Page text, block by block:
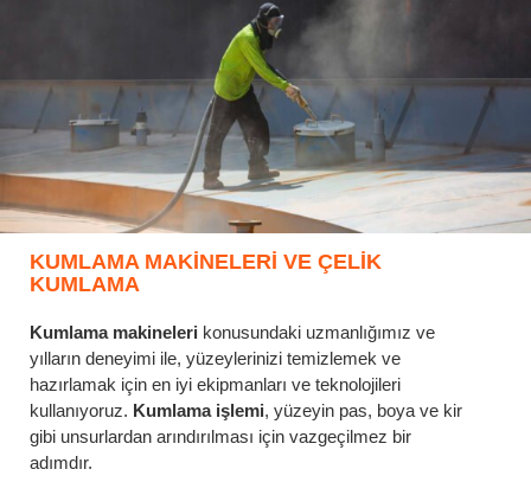
KUMLAMA MAKINELERI VE ÇELIK
KUMLAMA
Kumlama makineleri konusundaki uzmanlığımız ve
yılların deneyimi ile, yüzeylerinizi temizlemek ve
hazırlamak için en iyi ekipmanları ve teknolojileri
kullanıyoruz. Kumlama işlemi, yüzeyin pas, boya ve kir
gibi unsurlardan arındırılması için vazgeçilmez bir
adımdır.